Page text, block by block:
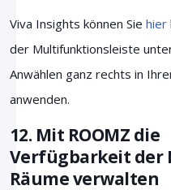
Viva Insights können Sie hier
der Multifunktionsleiste
Anwählen ganz rechts in
anwenden.
12. Mit ROOMZ die
Verfügbarkeit der
Räume verwalten